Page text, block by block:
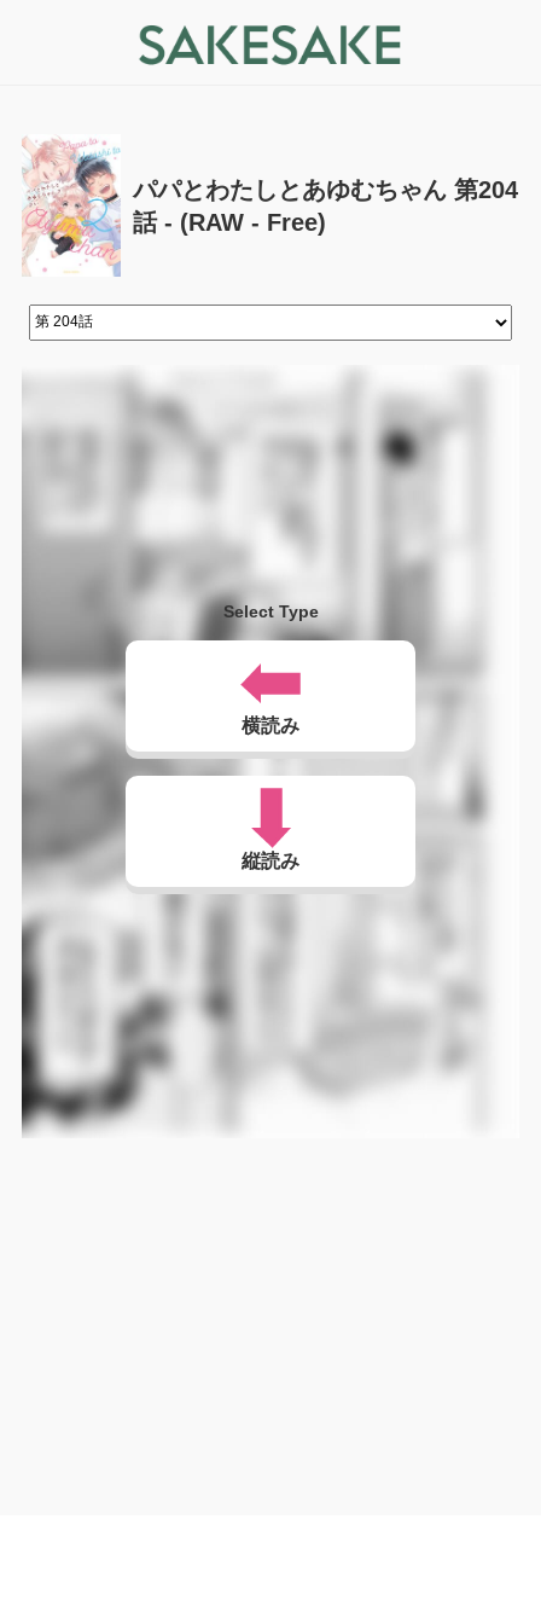
パパとわたしとあゆむちゃん 第204
話 - (RAW - Free)
Select Type
横読み
縦読み